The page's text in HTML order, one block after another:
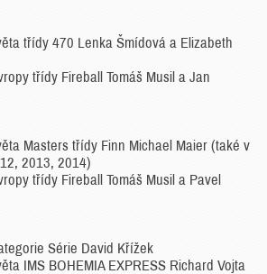
třídy 470 Lenka Šmídová a Elizabeth
třídy Fireball Tomáš Musil a Jan
Masters třídy Finn Michael Maier (také v
2013, 2014)
třídy Fireball Tomáš Musil a Pavel
Série David Křížek
IMS BOHEMIA EXPRESS Richard Vojta